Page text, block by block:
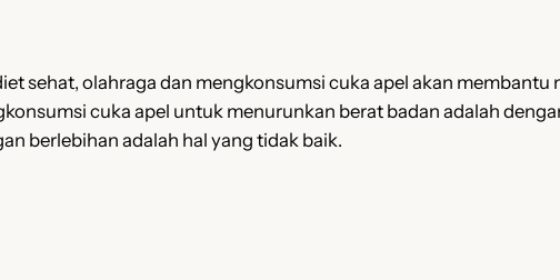
sehat, olahraga dan mengkonsumsi cuka apel akan membantu
cuka apel untuk menurunkan berat badan adalah
berlebihan adalah hal yang tidak baik.